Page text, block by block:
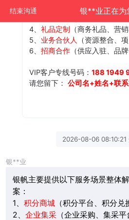
结束沟通 银**业正在为
2、
（企业采购、集
4、 礼品定制
（商务礼品、营销
5、 业务合伙人
（资源整合、
6、 招商合作 （供应入驻、品牌
VIP客户专线号码： 188 1949
请您留下： 公司名+姓名+联
2026-08-06 08:10:21
银**业
银帆主要提供以下服务场景整体
案：
1、 积分商城（积分平台、积分兑
2、 企业集采（企业采购、集采平